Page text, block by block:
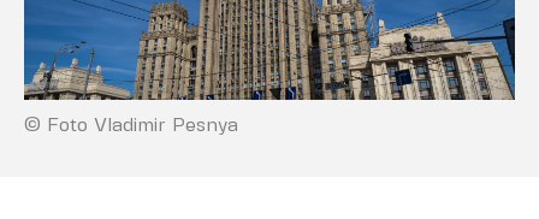
© Foto Vladimir Pesnya